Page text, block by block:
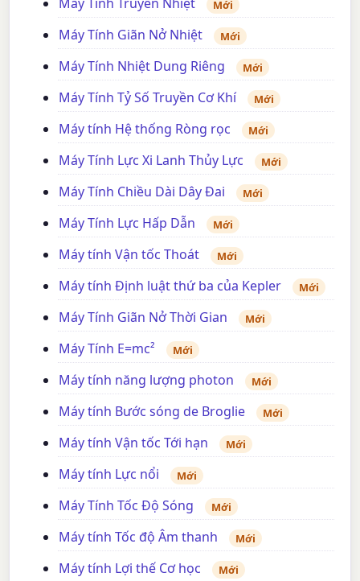
Mới
Máy Tính Giãn Nở Nhiệt Mới
Máy Tính Nhiệt Dung Riêng Mới
Máy Tính Tỷ Số Truyền Cơ Khí Mới
Máy tính Hệ thống Ròng rọc Mới
Máy Tính Lực Xi Lanh Thủy Lực Mới
Máy Tính Chiều Dài Dây Đai Mới
Máy Tính Lực Hấp Dẫn Mới
Máy tính Vận tốc Thoát Mới
Máy tính Định luật thứ ba của Kepler Mới
Máy Tính Giãn Nở Thời Gian Mới
Máy Tính E=mc² Mới
Máy tính năng lượng photon Mới
Máy tính Bước sóng de Broglie Mới
Máy tính Vận tốc Tới hạn Mới
Máy tính Lực nổi Mới
Máy Tính Tốc Độ Sóng Mới
Máy tính Tốc độ Âm thanh Mới
Máy tính Lợi thế Cơ học Mới